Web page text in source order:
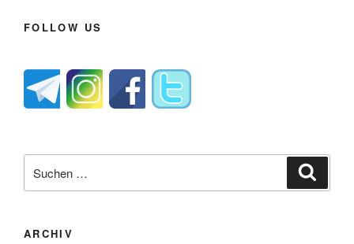
FOLLOW US
nach:
ARCHIV